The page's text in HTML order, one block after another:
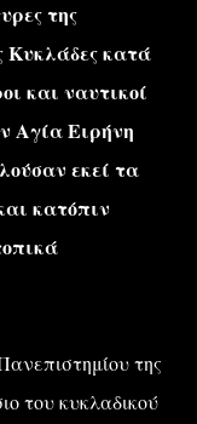
της
Κυκλάδες κατά
και ναυτικοί
Αγία Ειρήνη
εκεί τα
κατόπιν
της
του κυκλαδικού